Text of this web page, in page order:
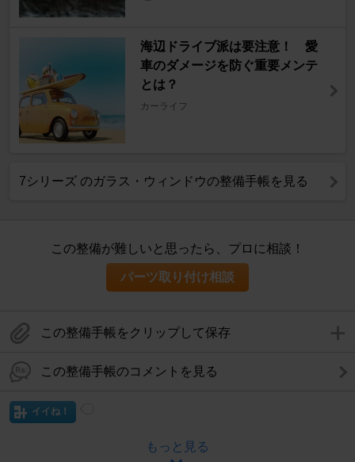
海辺ドライブ派は要注意！ 愛
車のダメージを防ぐ重要メンテ
とは？
カーライフ
7シリーズ のガラス・ウィンドウの整備手帳を見る
この整備が難しいと思ったら、プロに相談！
パーツ取り付け相談
この整備手帳をクリップして保存
この整備手帳のコメントを見る
イイね！
もっと見る